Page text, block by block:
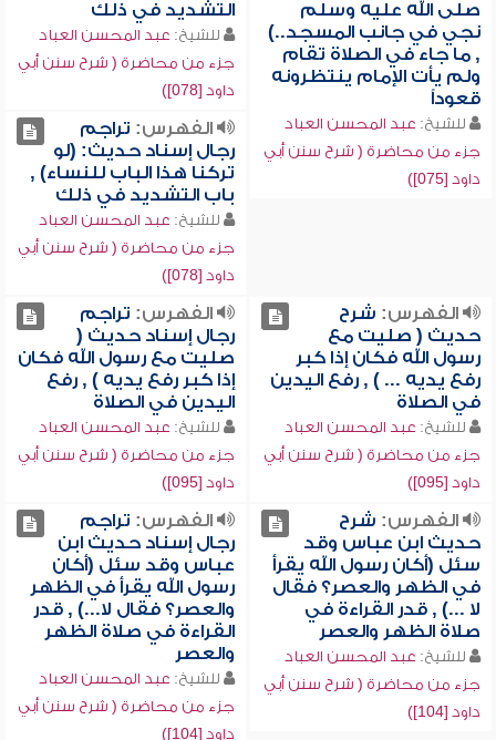
صلى الله عليه وسلم
نجي في جانب المسجد..)
, ما جاء في الصلاة تقام
ولم يأت الإمام ينتظرونه
قعوداً
للشيخ: عبد المحسن العباد
جزء من محاضرة ( شرح سنن أبي
داود [075])
التشديد في ذلك
للشيخ: عبد المحسن العباد
جزء من محاضرة ( شرح سنن أبي
داود [078])
الفهرس: تراجم
رجال إسناد حديث: (لو
تركنا هذا الباب للنساء) ,
باب التشديد في ذلك
للشيخ: عبد المحسن العباد
جزء من محاضرة ( شرح سنن أبي
داود [078])
الفهرس: شرح
حديث ( صليت مع
رسول الله فكان إذا كبر
رفع يديه ... ) , رفع اليدين
في الصلاة
للشيخ: عبد المحسن العباد
جزء من محاضرة ( شرح سنن أبي
داود [095])
الفهرس: تراجم
رجال إسناد حديث (
صليت مع رسول الله فكان
إذا كبر رفع يديه ) , رفع
اليدين في الصلاة
للشيخ: عبد المحسن العباد
جزء من محاضرة ( شرح سنن أبي
داود [095])
الفهرس: شرح
حديث ابن عباس وقد
سئل (أكان رسول الله يقرأ
في الظهر والعصر؟ فقال
لا ...) , قدر القراءة في
صلاة الظهر والعصر
للشيخ: عبد المحسن العباد
جزء من محاضرة ( شرح سنن أبي
داود [104])
الفهرس: تراجم
رجال إسناد حديث ابن
عباس وقد سئل (أكان
رسول الله يقرأ في الظهر
والعصر؟ فقال لا...) , قدر
القراءة في صلاة الظهر
والعصر
للشيخ: عبد المحسن العباد
جزء من محاضرة ( شرح سنن أبي
داود [104])